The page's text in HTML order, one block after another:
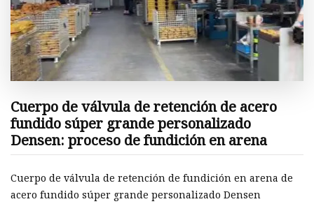
Cuerpo de válvula de retención de acero
fundido súper grande personalizado
Densen: proceso de fundición en arena
Cuerpo de válvula de retención de fundición en arena de
acero fundido súper grande personalizado Densen